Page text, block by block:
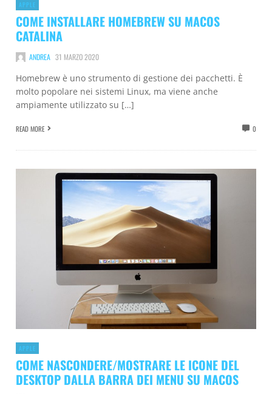
APPLE
COME INSTALLARE HOMEBREW SU MACOS
CATALINA
ANDREA 31 MARZO 2020
Homebrew è uno strumento di gestione dei pacchetti. È
molto popolare nei sistemi Linux, ma viene anche
ampiamente utilizzato su […]
READ MORE 0
APPLE
COME NASCONDERE/MOSTRARE LE ICONE DEL
DESKTOP DALLA BARRA DEI MENU SU MACOS